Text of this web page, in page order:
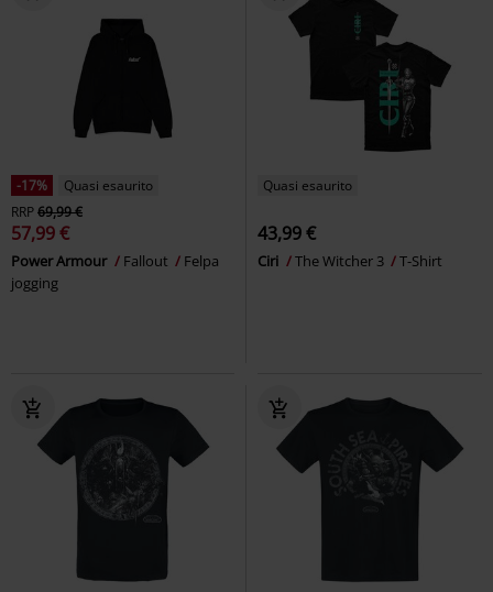
-17%
Quasi esaurito
RRP69,99 €
57,99 €
Power Armour Fallout
Felpa
jogging
Quasi esaurito
43,99 €
Ciri The Witcher 3 T-Shirt